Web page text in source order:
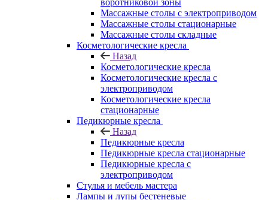
Массажные столы с электроприводом
Массажные столы стационарные
Массажные столы складные
Косметологические кресла
Назад
Косметологические кресла
Косметологические кресла с
электроприводом
Косметологические кресла
стационарные
Педикюрные кресла
Назад
Педикюрные кресла
Педикюрные кресла стационарные
Педикюрные кресла с
электроприводом
Стулья и мебель мастера
Лампы и лупы бестеневые